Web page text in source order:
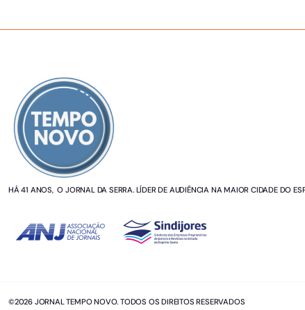
HÁ 41 ANOS, O JORNAL DA SERRA. LÍDER DE AUDIÊNCIA NA MAIOR CIDADE DO
©2026 JORNAL TEMPO NOVO. TODOS OS DIREITOS RESERVADOS